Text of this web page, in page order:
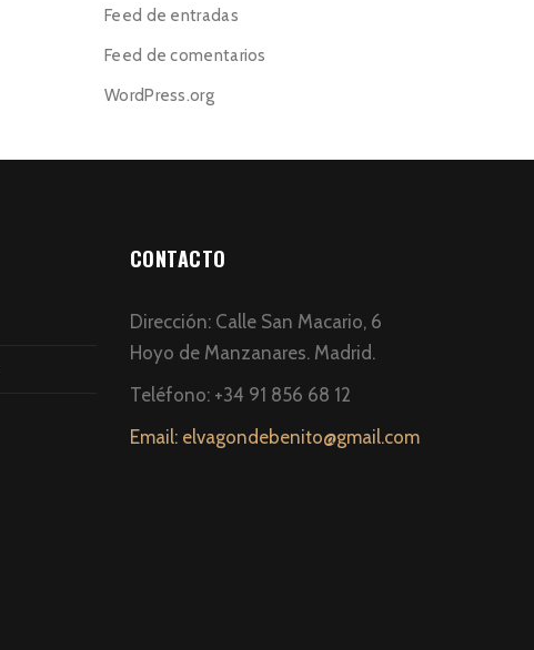
Feed de entradas
Feed de comentarios
WordPress.org
CONTACTO
Dirección: Calle San Macario, 6
Hoyo de Manzanares. Madrid.
Teléfono: +34 91 856 68 12
Email: elvagondebenito@gmail.com